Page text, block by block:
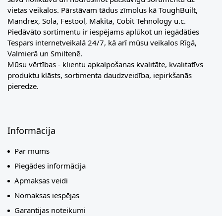
vietas veikalos. Pārstāvam tādus zīmolus kā ToughBuilt,
Mandrex, Sola, Festool, Makita, Cobit Tehnology u.c.
Piedāvāto sortimentu ir iespējams aplūkot un iegādāties
Tespars internetveikalā 24/7, kā arī mūsu veikalos Rīgā,
Valmierā un Smiltenē.
Mūsu vērtības - klientu apkalpošanas kvalitāte, kvalitatīvs
produktu klāsts, sortimenta daudzveidība, iepirkšanās
pieredze.
Informācija
Par mums
Piegādes informācija
Apmaksas veidi
Nomaksas iespējas
Garantijas noteikumi